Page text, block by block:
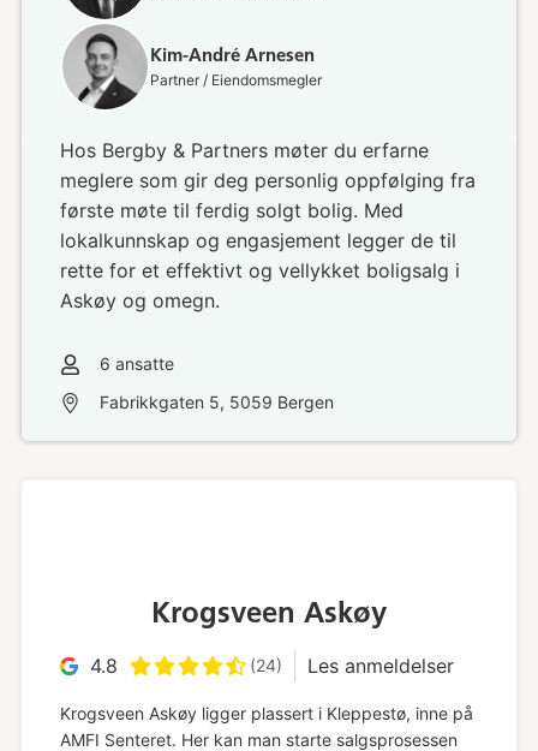
Kim-André Arnesen
Partner / Eiendomsmegler
Hos Bergby & Partners møter du erfarne
meglere som gir deg personlig oppfølging fra
første møte til ferdig solgt bolig. Med
lokalkunnskap og engasjement legger de til
rette for et effektivt og vellykket boligsalg i
Askøy og omegn.
6 ansatte
Fabrikkgaten 5, 5059 Bergen
Krogsveen Askøy
4.8 (24) Les anmeldelser
Krogsveen Askøy ligger plassert i Kleppestø, inne på
AMFI Senteret. Her kan man starte salgsprosessen